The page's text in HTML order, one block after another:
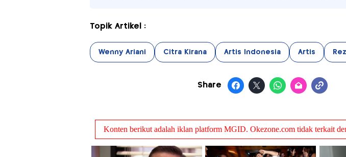
Topik Artikel :
Wenny Ariani Citra Kirana Artis Indonesia Artis
Share